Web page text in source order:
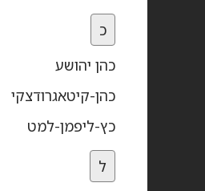
כ
כהן יהושע
כהן-קיטאגרודצקי
כץ-ליפמן-למט
ל